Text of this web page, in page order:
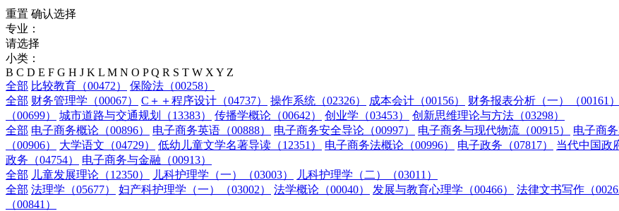
重置 确认选择
专业：
请选择
小类：
B C D E F G H J K L M N O P Q R S T W X Y Z
全部 比较教育（00472）
保险法（00258）
全部 财务管理学（00067） C＋＋程序设计（04737） 操作系统（02326） 成本会计（00156） 财务报表分析（一）（00161）
（00699）
城市道路与交通规划（13383） 传播学概论（00642） 创业学（03453）
创新思维理论与方法（03298）
全部 电子商务概论（00896） 电子商务英语（00888） 电子商务安全导论（00997） 电子商务与现代物流（00915） 电子商务
（00906）
大学语文（04729） 低幼儿童文学名著导读（12351） 电子商务法概论（00996） 电子政务（07817） 当代中国政
政务（04754）
电子商务与金融（00913）
全部 儿童发展理论（12350） 儿科护理学（一）（03003）
儿科护理学（二）（03011）
全部 法理学（05677） 妇产科护理学（一）（03002） 法学概论（00040） 发展与教育心理学（00466） 法律文书写作（
（00841）